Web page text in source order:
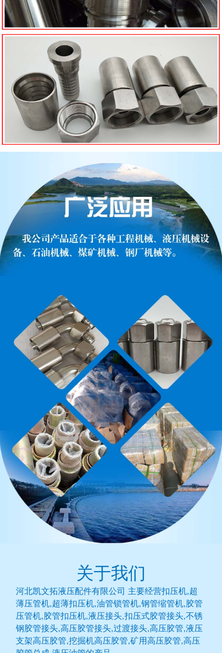
关于我们
河北凯文拓液压配件有限公司 主要经营扣压机,超
薄压管机,超薄扣压机,油管锁管机,钢管缩管机,胶管
压管机,胶管扣压机,液压接头,扣压式胶管接头,不锈
钢胶管接头,高压胶管接头,过渡接头,高压胶管,液压
支架高压胶管,挖掘机高压胶管,矿用高压胶管,高压